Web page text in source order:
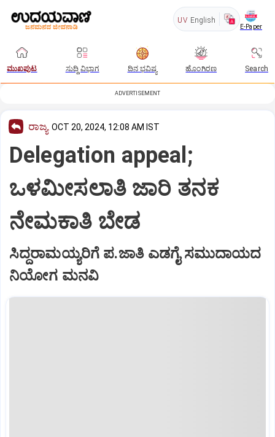
UV English
E-Paper
ಮುಖಪುಟ ಸುದ್ದಿ ವಿಭಾಗ ದಿನ ಭವಿಷ್ಯ ಹೊಂಗಿರಣ Search
ADVERTISEMENT
ರಾಜ್ಯ OCT 20, 2024, 12:08 AM IST
Delegation appeal;
ಒಳಮೀಸಲಾತಿ ಜಾರಿ ತನಕ
ನೇಮಕಾತಿ ಬೇಡ
ಸಿದ್ದರಾಮಯ್ಯರಿಗೆ ಪ.ಜಾತಿ ಎಡಗೈ ಸಮುದಾಯದ
ನಿಯೋಗ ಮನವಿ